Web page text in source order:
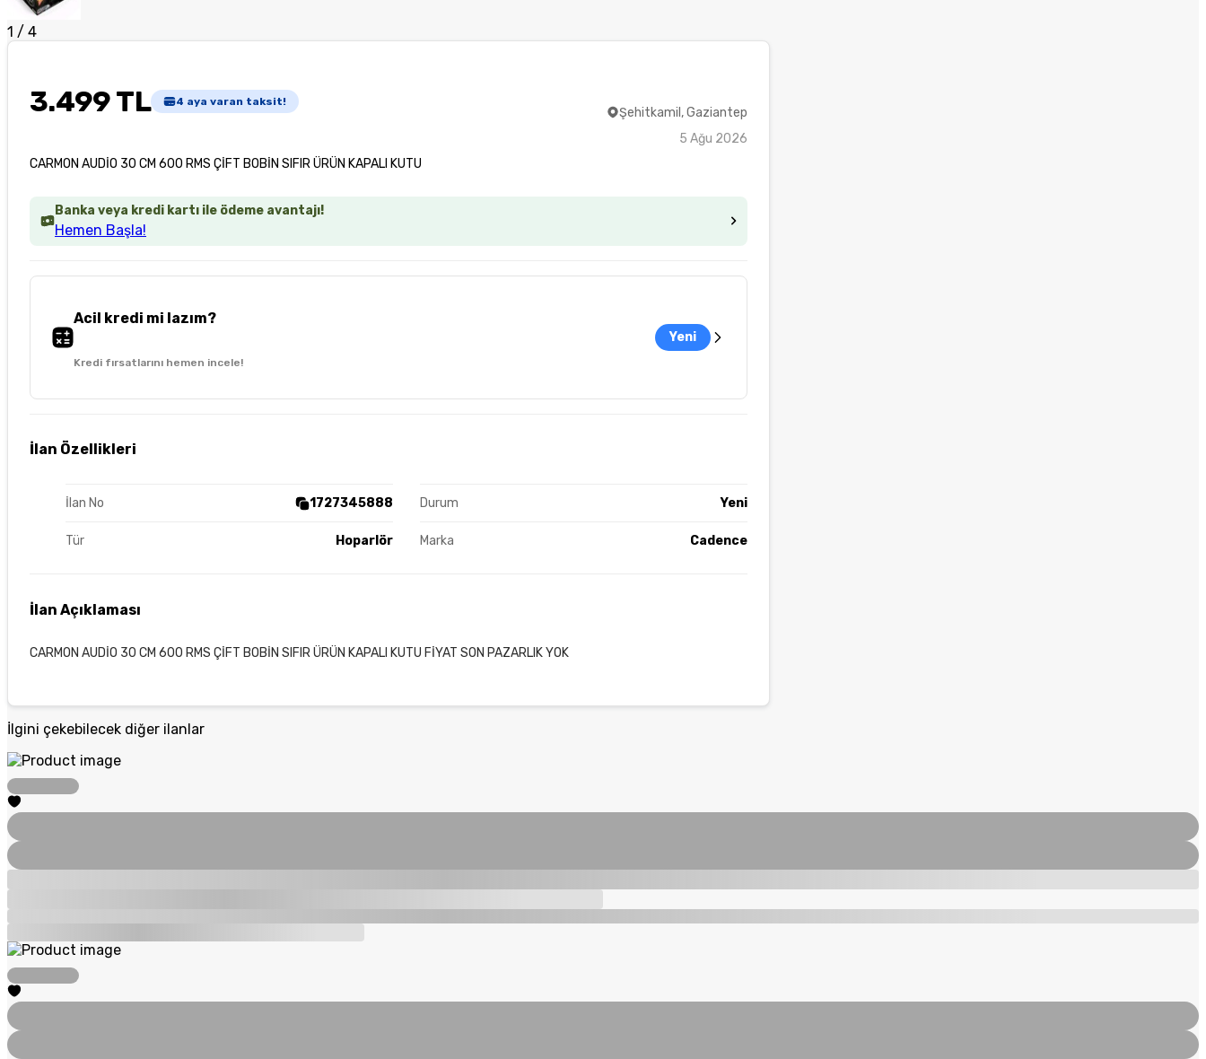
1 / 4
3.499 TL 4 aya varan taksit!
CARMON AUDİO 30 CM 600 RMS ÇİFT BOBİN SIFIR ÜRÜN KAPALI KUTU
Şehitkamil, Gaziantep
5 Ağu 2026
Banka veya kredi kartı ile ödeme avantajı!
Hemen Başla!
Acil kredi mi lazım?
Kredi fırsatlarını hemen incele!
Yeni
İlan Özellikleri
İlan No 1727345888 Durum Yeni
Tür Hoparlör Marka Cadence
İlan Açıklaması
CARMON AUDİO 30 CM 600 RMS ÇİFT BOBİN SIFIR ÜRÜN KAPALI KUTU FİYAT SON PAZARLIK YOK
İlgini çekebilecek diğer ilanlar